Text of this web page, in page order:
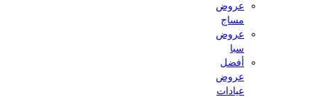
عروض
مساج
عروض
أفضل
عروض
عيادات